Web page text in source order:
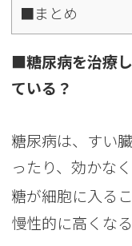
■まとめ
■糖尿病を治療
ている？
糖尿病は、すい
ったり、効かな
糖が細胞に入る
慢性的に高くな